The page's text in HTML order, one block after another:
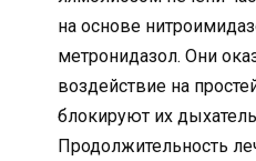
на основе
метронидазол. Они
воздействие на
блокируют их
Продолжительность